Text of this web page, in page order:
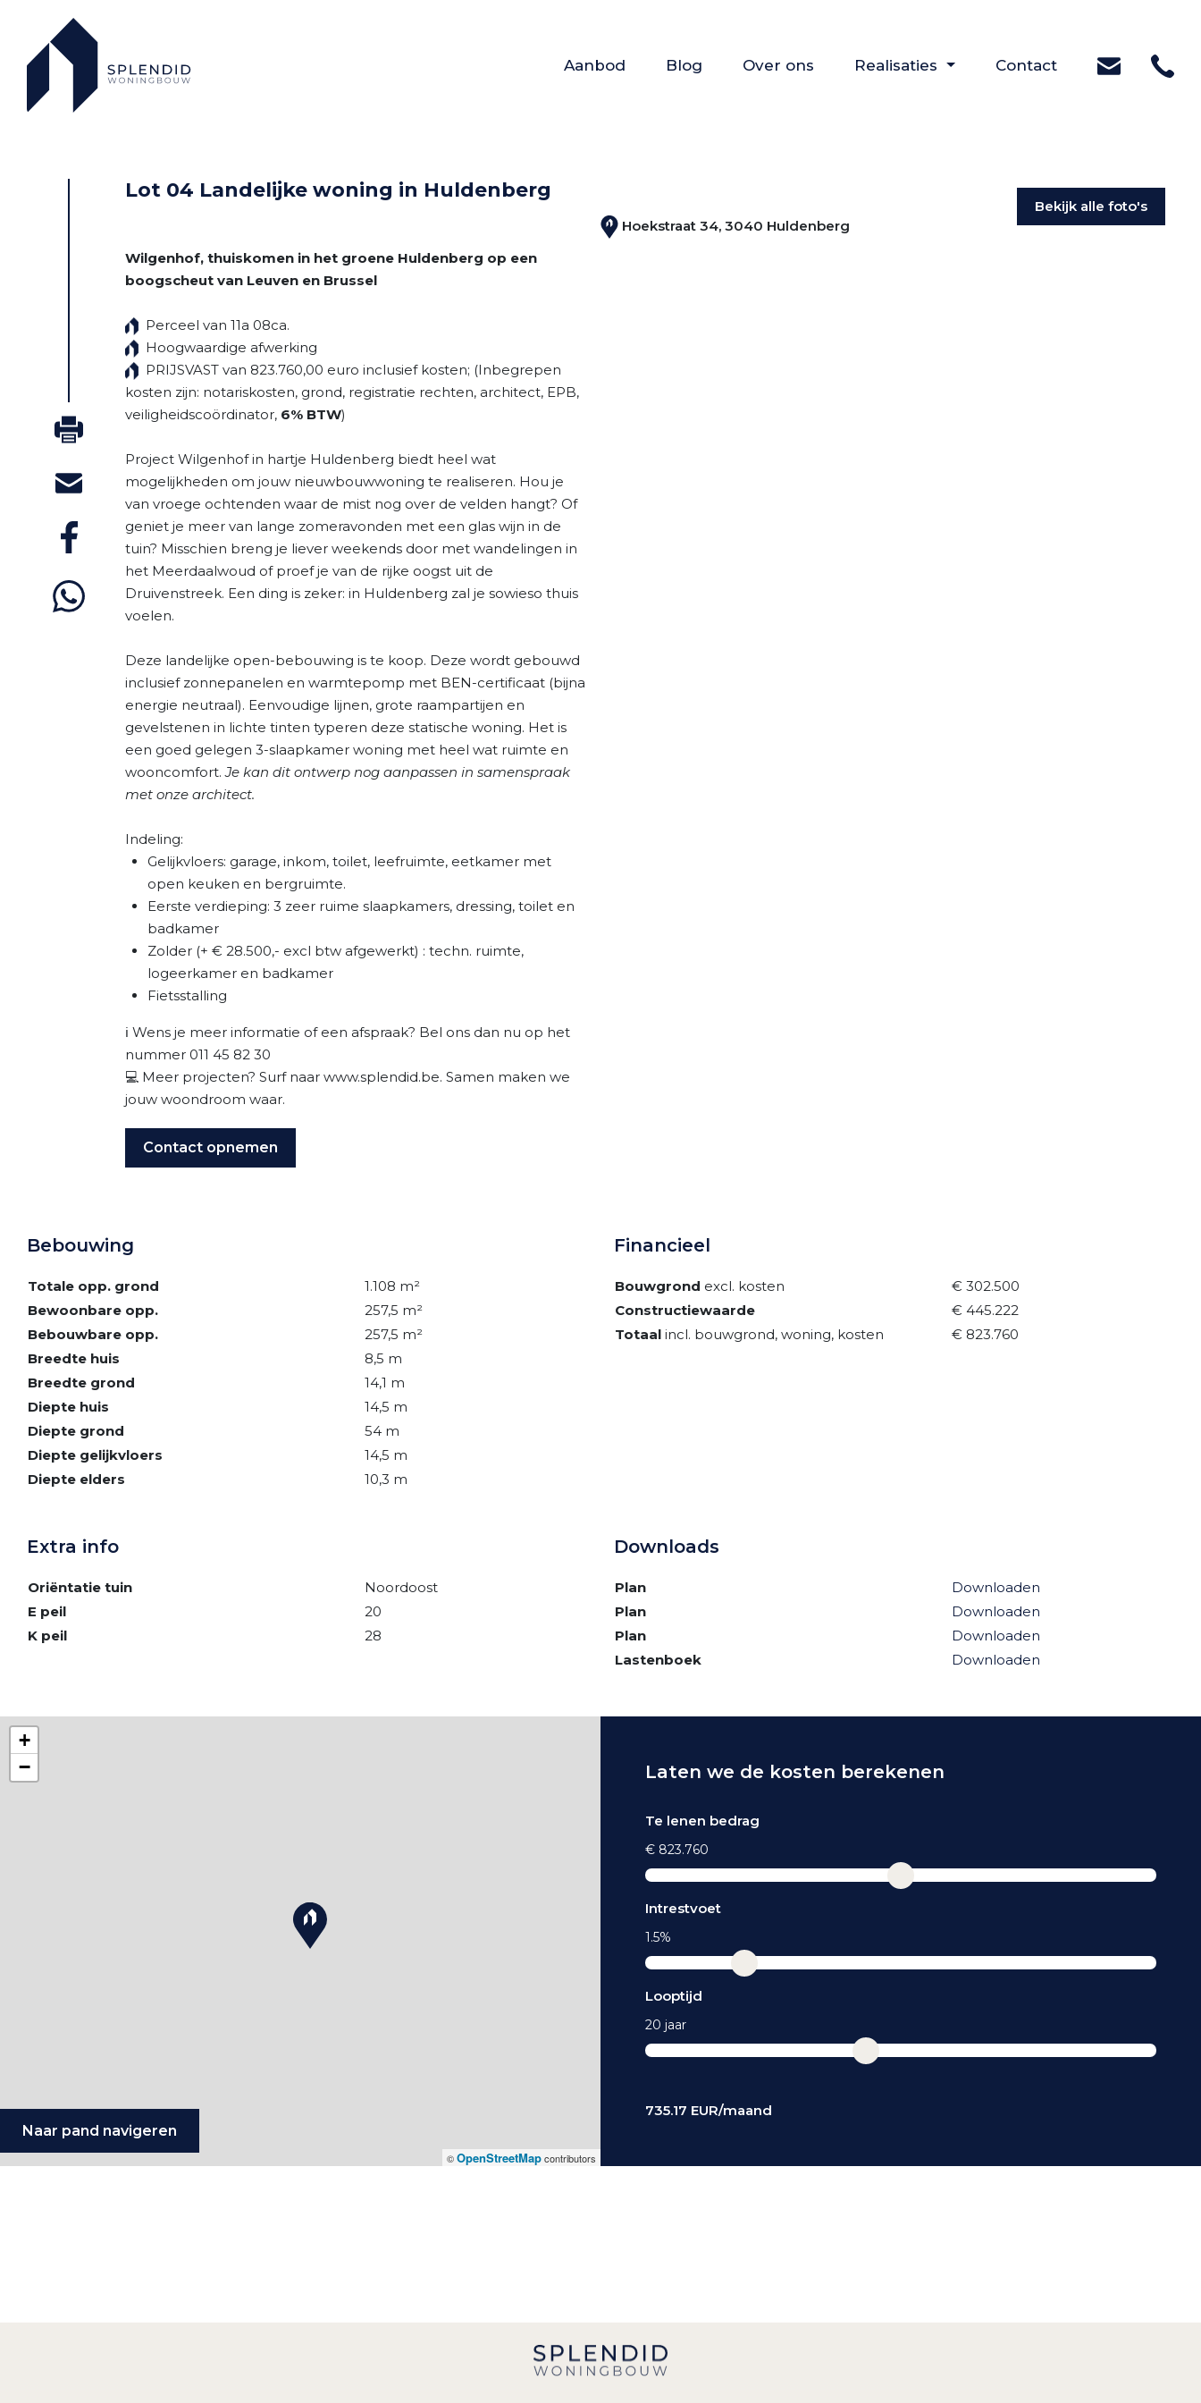
Aanbod (Aanbod)
Blog (Blog)Over ons (Over ons)
Realisaties Contact(Contact)
Lot 04 Landelijke woning in Huldenberg
Wilgenhof, thuiskomen in het groene Huldenberg op een
boogscheut van Leuven en Brussel
Perceel van 11a 08ca.
Hoogwaardige afwerking
PRIJSVAST van 823.760,00 euro inclusief kosten; (Inbegrepen
kosten zijn: notariskosten, grond, registratie rechten, architect, EPB,
veiligheidscoördinator, 6% BTW)
Project Wilgenhof in hartje Huldenberg biedt heel wat
mogelijkheden om jouw nieuwbouwwoning te realiseren. Hou je
van vroege ochtenden waar de mist nog over de velden hangt? Of
geniet je meer van lange zomeravonden met een glas wijn in de
tuin? Misschien breng je liever weekends door met wandelingen in
het Meerdaalwoud of proef je van de rijke oogst uit de
Druivenstreek. Een ding is zeker: in Huldenberg zal je sowieso thuis
voelen.
Deze landelijke open-bebouwing is te koop. Deze wordt gebouwd
inclusief zonnepanelen en warmtepomp met BEN-certificaat (bijna
energie neutraal). Eenvoudige lijnen, grote raampartijen en
gevelstenen in lichte tinten typeren deze statische woning. Het is
een goed gelegen 3-slaapkamer woning met heel wat ruimte en
wooncomfort.Je kan dit ontwerp nog aanpassen in samenspraak
met onze architect.
Indeling:
Gelijkvloers: garage, inkom, toilet, leefruimte, eetkamer met
open keuken en bergruimte.
Eerste verdieping: 3 zeer ruime slaapkamers, dressing, toilet en
badkamer
Zolder (+ € 28.500,- excl btw afgewerkt) : techn. ruimte,
logeerkamer en badkamer
Fietsstalling
ℹ️ Wens je meer informatie of een afspraak? Bel ons dan nu op het
nummer 011 45 82 30
💻 Meer projecten? Surf naar www.splendid.be. Samen maken we
jouw woondroom waar.
Contact opnemen
Hoekstraat 34, 3040 Huldenberg
Bekijk alle foto's
Bebouwing
Totale opp. grond
1.108 m²
Bewoonbare opp.
257,5 m²
Bebouwbare opp.
257,5 m²
Breedte huis
8,5 m
Breedte grond
14,1 m
Diepte huis
14,5 m
Diepte grond
54 m
Diepte gelijkvloers
14,5 m
Diepte elders
10,3 m
Financieel
Bouwgrond excl. kosten
€ 302.500
Constructiewaarde
€ 445.222
Totaal incl. bouwgrond, woning, kosten € 823.760
Extra info
Oriëntatie tuin
Noordoost
E peil
20
K peil
28
Downloads
Plan
Downloaden
Plan
Downloaden
Plan
Downloaden
Lastenboek
Downloaden
+
−
©OpenStreetMapcontributors
Naar pand navigeren
Laten we de kosten berekenen
Te lenen bedrag
€ 823.760
Intrestvoet
1.5%
Looptijd
20 jaar
735.17 EUR/maand